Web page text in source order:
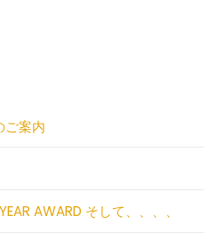
ご案内
AWARD そして、、、、